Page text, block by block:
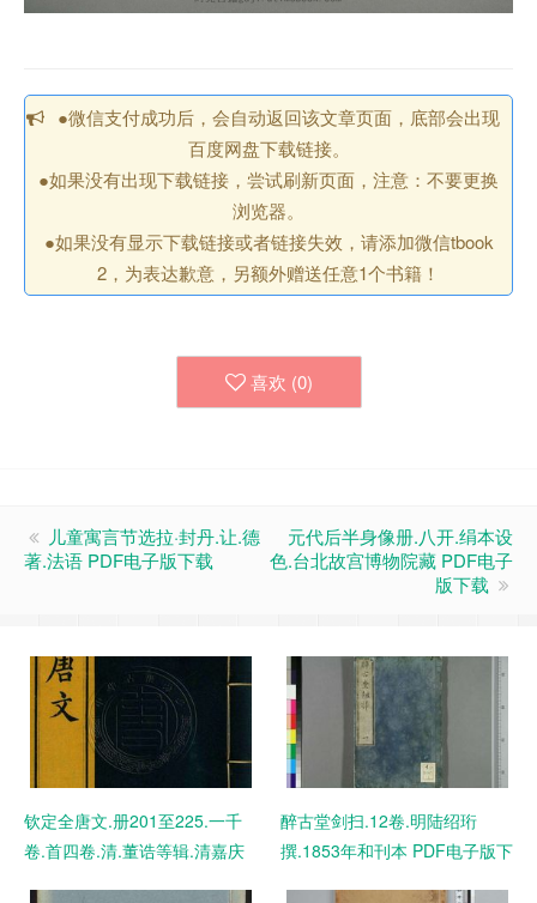
●微信支付成功后，会自动返回该文章页面，底部会出现
百度网盘下载链接。
●如果没有出现下载链接，尝试刷新页面，注意：不要更换
浏览器。
●如果没有显示下载链接或者链接失效，请添加微信tbook
2，为表达歉意，另额外赠送任意1个书籍！
喜欢 (0)
儿童寓言节选拉·封丹.让.德
著.法语 PDF电子版下载
元代后半身像册.八开.绢本设
色.台北故宫博物院藏 PDF电子
版下载
钦定全唐文.册201至225.一千
卷.首四卷.清.董诰等辑.清嘉庆
醉古堂剑扫.12卷.明陆绍珩
撰.1853年和刊本 PDF电子版下